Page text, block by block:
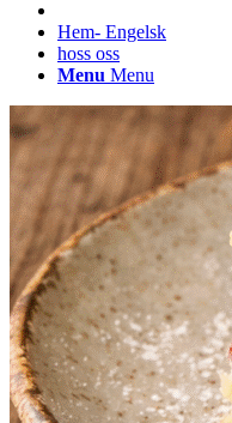
Hem- Engelsk
hoss oss
Menu Menu